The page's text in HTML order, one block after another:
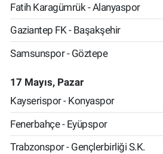
Fatih Karagümrük - Alanyaspor
Gaziantep FK - Başakşehir
Samsunspor - Göztepe
17 Mayıs, Pazar
Kayserispor - Konyaspor
Fenerbahçe - Eyüpspor
Trabzonspor - Gençlerbirliği S.K.